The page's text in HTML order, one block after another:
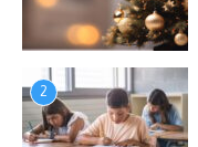
2